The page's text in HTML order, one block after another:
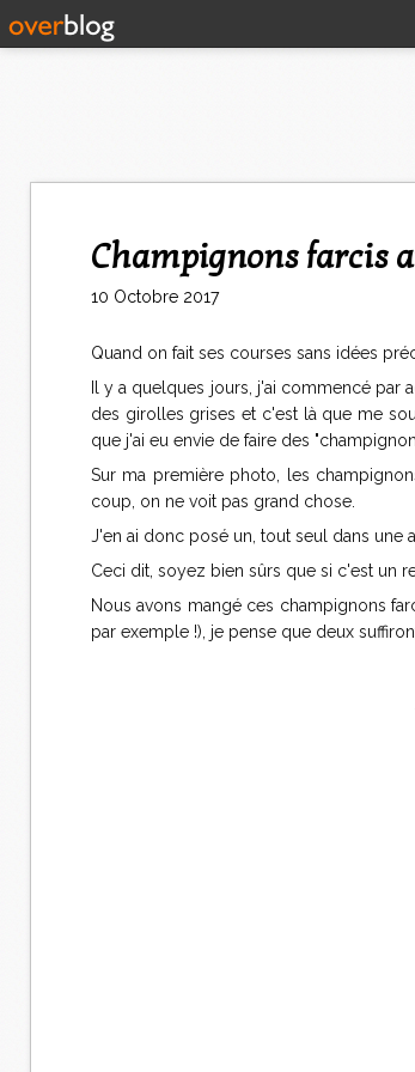
Champignons farcis
10 Octobre 2017
Quand on fait ses courses sans idées
Il y a quelques jours, j'ai commencé par
des girolles grises et c'est là que me
que j'ai eu envie de faire des
Sur ma première photo, les
coup, on ne voit pas grand chose.
J'en ai donc posé un, tout seul dans une
Ceci dit, soyez bien sûrs que si c'est un
Nous avons mangé ces champignons
par exemple !), je pense que deux